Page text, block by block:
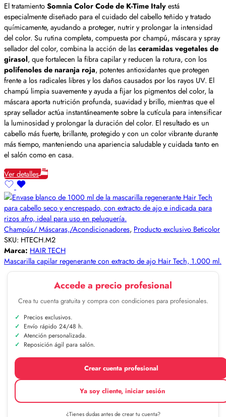
El tratamientoSomnia Color Code de K-Time Italyestá
especialmente diseñado para el cuidado del cabello teñido y tratado
químicamente, ayudando a proteger, nutrir y prolongar la intensidad
del color. Su rutina completa, compuesta por champú, máscara y spray
sellador del color, combina la acción de lasceramidas vegetales de
girasol, que fortalecen la fibra capilar y reducen la rotura, con los
polifenoles de naranja roja, potentes antioxidantes que protegen
frente a los radicales libres y los daños causados por los rayos UV. El
champú limpia suavemente y ayuda a fijar los pigmentos del color, la
máscara aporta nutrición profunda, suavidad y brillo, mientras que el
spray sellador actúa instantáneamente sobre la cutícula para intensificar
la luminosidad y prolongar la duración del color. El resultado es un
cabello más fuerte, brillante, protegido y con un color vibrante durante
más tiempo, manteniendo una apariencia saludable y cuidada tanto en
el salón como en casa.
Ver detalles
Champús/ Máscaras,/Acondicionadores, Producto exclusivo Beticolor
SKU: HTECH.M2
Marca: HAIR TECH
Mascarilla capilar regenerante con extracto de ajo Hair Tech, 1.000 ml.
Accede a precio profesional
Crea tu cuenta gratuita y compra con condiciones para profesionales.
Precios exclusivos.
Envío rápido 24/48 h.
Atención personalizada.
Reposición ágil para salón.
Crear cuenta profesional
Ya soy cliente, iniciar sesión
¿Tienes dudas antes de crear tu cuenta?